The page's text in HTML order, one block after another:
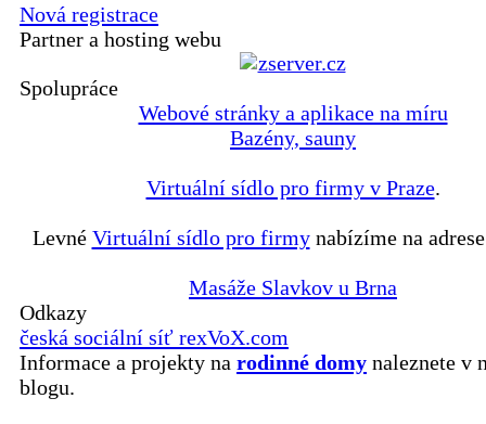
Nová registrace
Partner a hosting webu
Spolupráce
Webové stránky a aplikace na míru
Bazény, sauny
Virtuální sídlo pro firmy v Praze.
Levné Virtuální sídlo pro firmynabízíme na
Masáže Slavkov u Brna
Odkazy
česká sociální síť rexVoX.com
Informace a projekty na rodinné domy naleznete v
blogu.